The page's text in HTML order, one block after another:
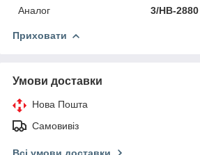
Аналог 3/HB-2880
Приховати
Умови доставки
Нова Пошта
Самовивіз
Всі умови доставки